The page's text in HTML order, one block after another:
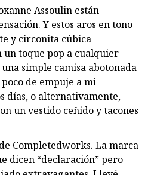
Assoulin están
Y estos aros en tono
y circonita cúbica
toque pop a cualquier
simple camisa abotonada
de empuje a mi
días, o alternativamente,
un vestido ceñido y tacones
Completedworks. La marca
dicen “declaración” pero